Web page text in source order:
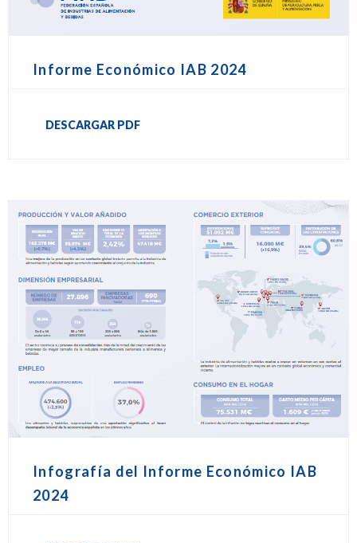
Informe Económico IAB 2024
DESCARGAR PDF
Infografía del Informe Económico IAB
2024